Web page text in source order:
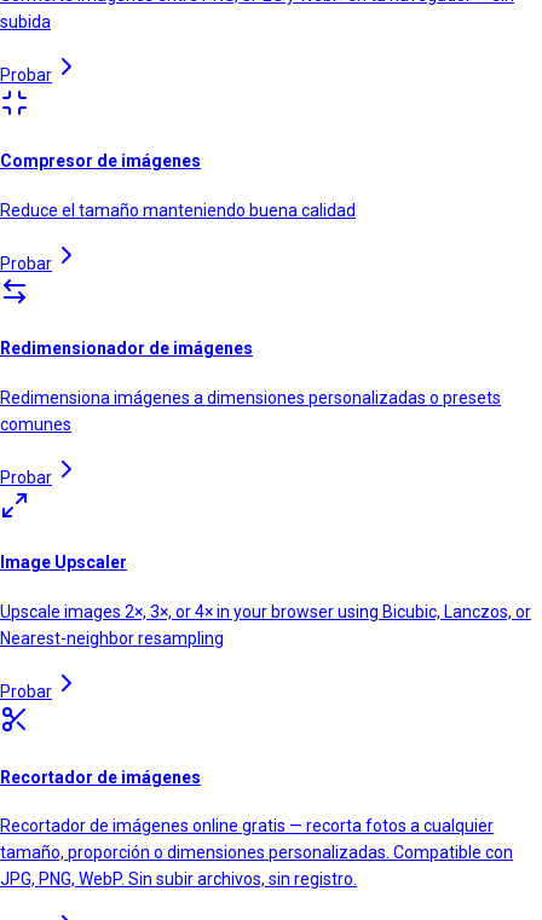
subida
Probar
Compresor de imágenes
Reduce el tamaño manteniendo buena calidad
Probar
Redimensionador de imágenes
Redimensiona imágenes a dimensiones personalizadas o presets
comunes
Probar
Image Upscaler
Upscale images 2×, 3×, or 4× in your browser using Bicubic, Lanczos, or
Nearest-neighbor resampling
Probar
Recortador de imágenes
Recortador de imágenes online gratis — recorta fotos a cualquier
tamaño, proporción o dimensiones personalizadas. Compatible con
JPG, PNG, WebP. Sin subir archivos, sin registro.